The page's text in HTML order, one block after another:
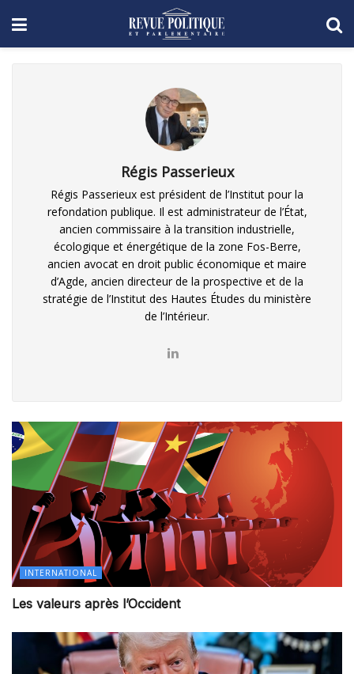
Régis Passerieux
Régis Passerieux est président de l’Institut pour la
refondation publique. Il est administrateur de l’État,
ancien commissaire à la transition industrielle,
écologique et énergétique de la zone Fos-Berre,
ancien avocat en droit public économique et maire
d’Agde, ancien directeur de la prospective et de la
stratégie de l’Institut des Hautes Études du ministère
de l’Intérieur.
INTERNATIONAL
Les valeurs après l’Occident